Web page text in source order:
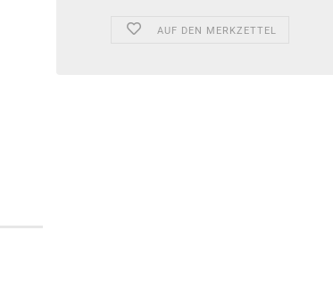
AUF DEN MERKZETTEL